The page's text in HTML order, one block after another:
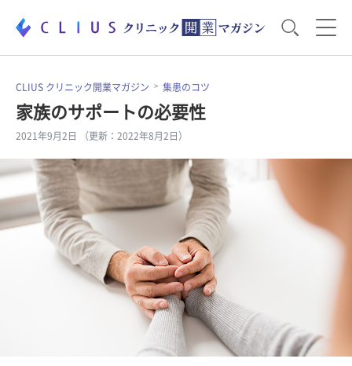
お役立ち資料 運営・経営のポイント
開業医のリアル
電子カルテ・ICT 医療機器・事務機器
集患のコツ セミナー
CLIUS クリニック開業マガジン 集患のコツ
家族のサポートの必要性
2021年9月2日 （更新：2022年8月2日）